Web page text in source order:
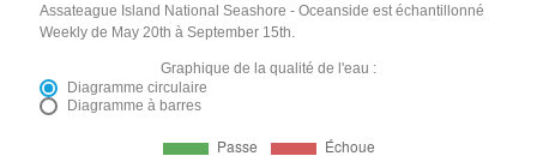
Assateague Island National Seashore - Oceanside est échantillonné
Weekly de May 20th à September 15th.
Graphique de la qualité de l'eau :
Diagramme circulaire
Diagramme à barres